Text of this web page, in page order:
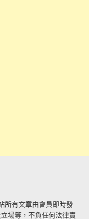
所有文章由會員即時發
場等，不負任何法律責